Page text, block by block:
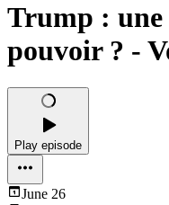
Trump :
pouvoir ? -
Play episode
June 26